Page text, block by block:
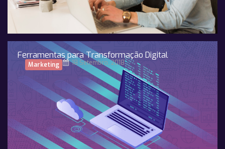
Ferramentas para Transformação Digital
Marketing 18 Setembro, 2018